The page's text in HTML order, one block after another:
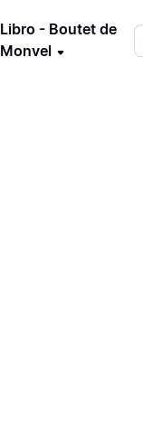
Libro - Boutet de
Monvel